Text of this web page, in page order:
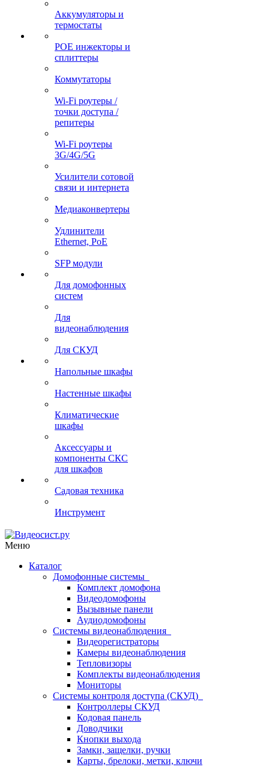
Аккумуляторы и
термостаты
POE инжекторы и
сплиттеры
Коммутаторы
Wi-Fi роутеры /
точки доступа /
репитеры
Wi-Fi роутеры
3G/4G/5G
Усилители сотовой
связи и интернета
Медиаконвертеры
Удлинители
Ethernet, PoE
SFP модули
Для домофонных
систем
Для
видеонаблюдения
Для СКУД
Напольные шкафы
Настенные шкафы
Климатические
шкафы
Аксессуары и
компоненты СКС
для шкафов
Садовая техника
Инструмент
Меню
Каталог
Домофонные системы
Комплект домофона
Видеодомофоны
Вызывные панели
Аудиодомофоны
Системы видеонаблюдения
Видеорегистраторы
Камеры видеонаблюдения
Тепловизоры
Комплекты видеонаблюдения
Мониторы
Системы контроля доступа (СКУД)
Контроллеры СКУД
Кодовая панель
Доводчики
Кнопки выхода
Замки, защелки, ручки
Карты, брелоки, метки, ключи